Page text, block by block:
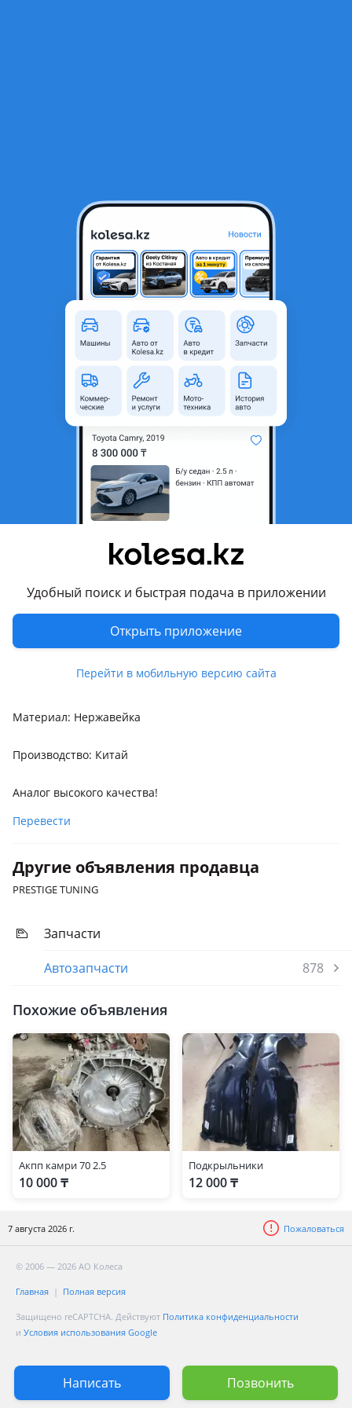
Удобный поиск и быстрая подача в приложении
Открыть приложение
Перейти в мобильную версию сайта
Насадка на глушитель на Camry V50 2012-23 (Дубликат)
Астана, Акмолинская
область
Новая
Код запчасти
17408-31080-DBL
Возможна рассрочка или
Да
Подходит на авто
рестайлинг (V55), 2020 - н.в. XV70 рестайлинг (V75)
Комментарий продавца
Материал: Нержавейка
Производство: Китай
Аналог высокого качества!
Перевести
Другие объявления продавца
PRESTIGE TUNING
Запчасти
Автозапчасти
878
Похожие объявления
Акпп камри 70 2.5
10 000 ₸
Подкрыльники
12 000 ₸
7 августа 2026 г. Пожаловаться
Написать Позвонить
© 2006 — 2026 АО Колеса
Главная Полная версия
Защищено reCAPTCHA. Действуют Политика конфиденциальности
и Условия использования Google